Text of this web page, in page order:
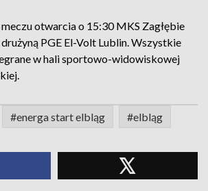
otwarcia o 15:30 MKS Zagłębie
PGE El-Volt Lublin. Wszystkie
w hali sportowo-widowiskowej
#energa start elbląg #elbląg